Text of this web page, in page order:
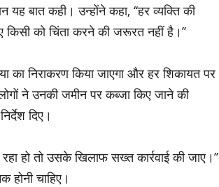
यह बात कही। उन्होंने कहा, ‘‘हर व्यक्ति की
को चिंता करने की जरूरत नहीं है।’’
का निराकरण किया जाएगा और हर शिकायत पर
ने उनकी जमीन पर कब्जा किए जाने की
दिए।
हो तो उसके खिलाफ सख्त कार्रवाई की जाए।’’
होनी चाहिए।